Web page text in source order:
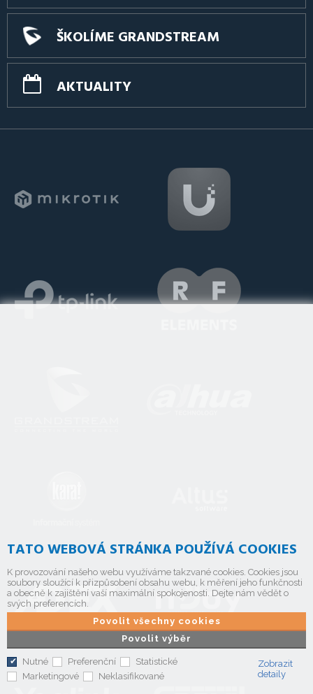
ŠKOLÍME GRANDSTREAM
AKTUALITY
TATO WEBOVÁ STRÁNKA POUŽÍVÁ COOKIES
K provozování našeho webu využíváme takzvané cookies. Cookies jsou
soubory sloužící k přizpůsobení obsahu webu, k měření jeho funkčnosti
a obecně k zajištění vaší maximální spokojenosti. Dejte nám vědět o
svých preferencích.
Povolit výběr
Povolit všechny cookies
Nutné Preferenční
Statistické
Marketingové
Neklasifikované
Zobrazit
detaily